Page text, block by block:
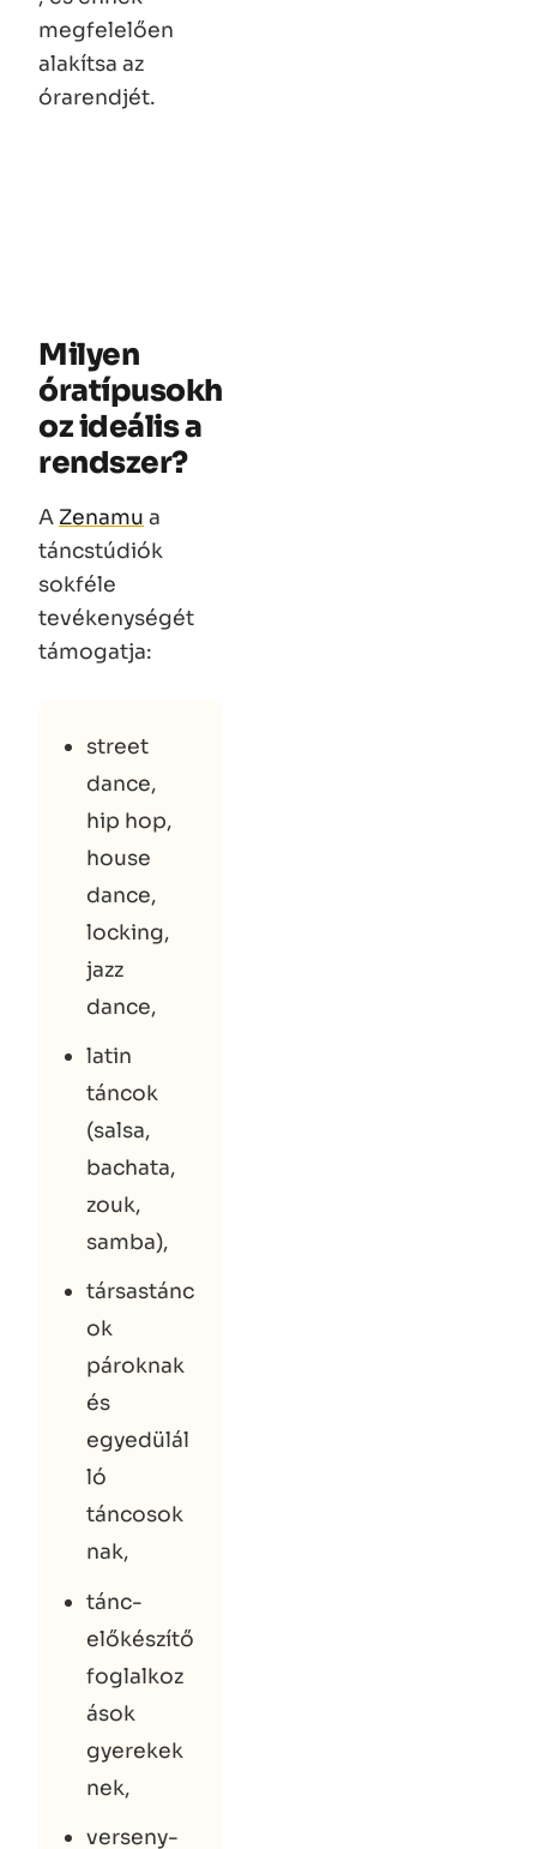
megfelelően
alakítsa az
órarendjét.
Milyen
óratípusokh
oz ideális a
rendszer?
A Zenamu a
táncstúdiók
sokféle
tevékenységét
támogatja:
street
dance,
hip hop,
house
dance,
locking,
jazz
dance,
latin
táncok
(salsa,
bachata,
zouk,
samba),
társastánc
ok
pároknak
és
egyedülál
ló
táncosok
nak,
tánc-
előkészítő
foglalkoz
ások
gyerekek
nek,
verseny-